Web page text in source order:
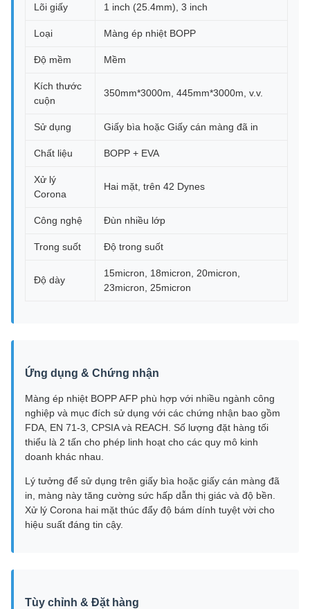
Lõi giấy 1 inch (25.4mm), 3 inch
Loại Màng ép nhiệt BOPP
Độ mềm Mềm
Kích thước
cuộn
350mm*3000m, 445mm*3000m, v.v.
Sử dụng Giấy bìa hoặc Giấy cán màng đã in
Chất liệu BOPP + EVA
Xử lý
Corona
Hai mặt, trên 42 Dynes
Công nghệ Đùn nhiều lớp
Trong suốt Độ trong suốt
Độ dày
15micron, 18micron, 20micron,
23micron, 25micron
Ứng dụng & Chứng nhận
Màng ép nhiệt BOPP AFP phù hợp với nhiều ngành công
nghiệp và mục đích sử dụng với các chứng nhận bao gồm
FDA, EN 71-3, CPSIA và REACH. Số lượng đặt hàng tối
thiểu là 2 tấn cho phép linh hoạt cho các quy mô kinh
doanh khác nhau.
Lý tưởng để sử dụng trên giấy bìa hoặc giấy cán màng đã
in, màng này tăng cường sức hấp dẫn thị giác và độ bền.
Xử lý Corona hai mặt thúc đẩy độ bám dính tuyệt vời cho
hiệu suất đáng tin cậy.
Tùy chỉnh & Đặt hàng